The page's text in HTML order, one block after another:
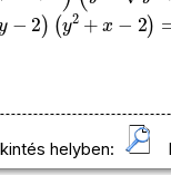
helyben: